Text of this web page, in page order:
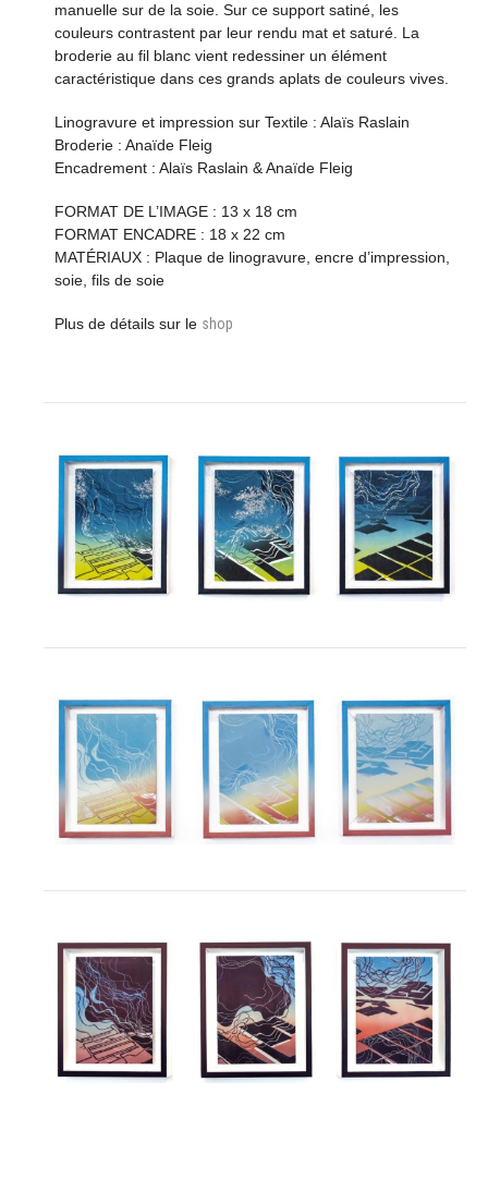
manuelle sur de la soie. Sur ce support satiné, les
couleurs contrastent par leur rendu mat et saturé. La
broderie au fil blanc vient redessiner un élément
caractéristique dans ces grands aplats de couleurs vives.
Linogravure et impression sur Textile : Alaïs Raslain
Broderie : Anaïde Fleig
Encadrement : Alaïs Raslain & Anaïde Fleig
FORMAT DE L’IMAGE : 13 x 18 cm
FORMAT ENCADRE : 18 x 22 cm
MATÉRIAUX : Plaque de linogravure, encre d’impression,
soie, fils de soie
Plus de détails sur le shop